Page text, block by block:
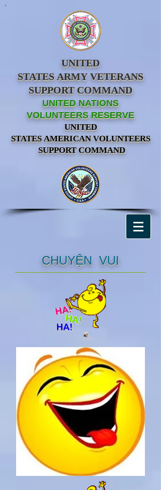
UNITED
STATES ARMY VETERANS
SUPPORT COMMAND
UNITED NATIONS
VOLUNTEERS RESERVE
UNITED
STATES AMERICAN VOLUNTEERS
SUPPORT COMMAND
CHUYỆN VUI